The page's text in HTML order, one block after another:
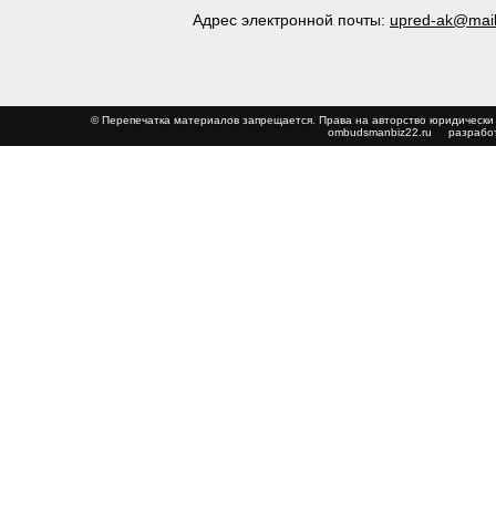
Адрес электронной почты: upred-
© Перепечатка материалов запрещается. Права на авторство
ombudsmanbiz22.ru